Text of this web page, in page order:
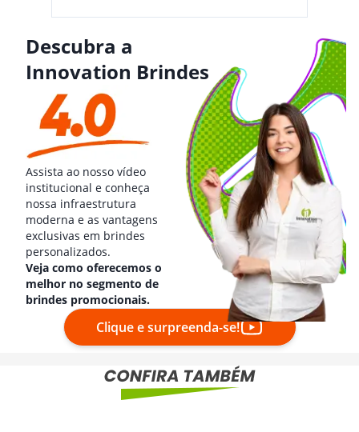
Descubra a
Innovation Brindes
Assista ao nosso vídeo
institucional e conheça
nossa infraestrutura
moderna e as vantagens
exclusivas em brindes
personalizados.
Veja como oferecemos o
melhor no segmento de
brindes promocionais.
Clique e surpreenda-se!